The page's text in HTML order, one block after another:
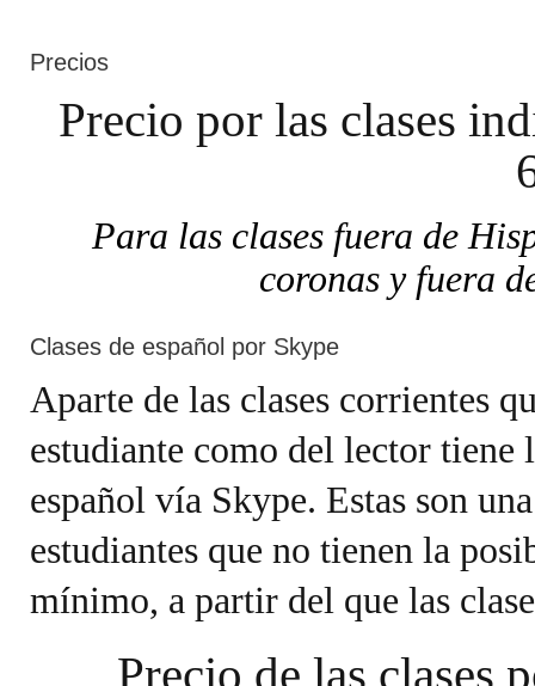
Precios
Precio por las clases
Para las clases fuera de
coronas y fuera
Clases de español por Skype
Aparte de las clases corrientes
estudiante como del lector tiene
español vía Skype. Estas son
estudiantes que no tienen la
mínimo, a partir del que las
Precio de las clases